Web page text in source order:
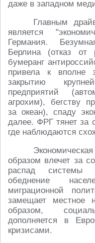
даже в западном
Главным
является
Германия.
Берлина (отказ от
бумеранг
привела к вполне
закрытию
предприятий
агрохим), бегству
за океан), спаду
далее. ФРГ тянет за
где наблюдаются
образом влечет за
распад системы
обеднение
миграционной
замещает местное
образом,
дополняется в
кризисами.